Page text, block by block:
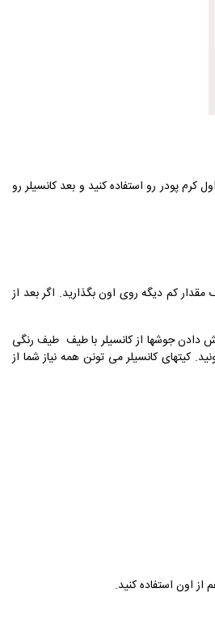
پودر رو استفاده کنید و بعد کانسیلر رو
کم دیگه روی اون بگذارید. اگر بعد از
دادن جوشها از کانسیلر با طیف طیف رنگی
کیتهای کانسیلر می تونن همه نیاز شما از
از اون استفاده کنید.